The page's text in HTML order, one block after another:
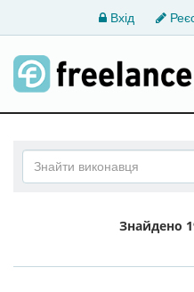
Вхід
Знайдено